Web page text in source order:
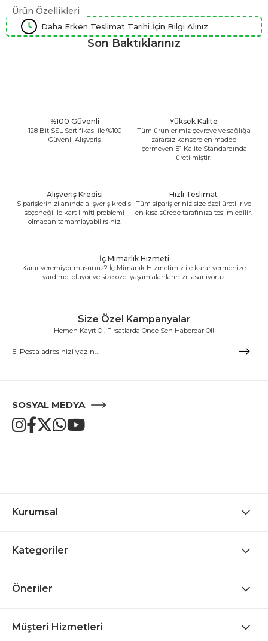
Ürün Özellikleri
Daha Erken Teslimat Tarihi İçin Bilgi Alınız
Son Baktıklarınız
%100 Güvenli
128 Bit SSL Sertifikası ile %100
Güvenli Alışveriş
Yüksek Kalite
Tüm ürünlerimiz çevreye ve sağlığa
zararsız kanserojen madde
içermeyen E1 Kalite Standardında
üretilmiştir.
Alışveriş Kredisi
Siparişlerinizi anında alışveriş kredisi
seçeneği ile kart limiti problemi
olmadan tamamlayabilirsiniz.
Hızlı Teslimat
Tüm siparişleriniz size özel üretilir ve
en kısa sürede tarafınıza teslim edilir.
İç Mimarlık Hizmeti
Karar veremiyor musunuz? İç Mimarlık Hizmetimiz ile karar vermenize
yardımcı oluyor ve size özel yaşam alanlarınızı tasarlıyoruz.
Size Özel Kampanyalar
Hemen Kayıt Ol, Fırsatlarda Önce Sen Haberdar Ol!
SOSYAL MEDYA
Kurumsal
Kategoriler
Öneriler
Müşteri Hizmetleri